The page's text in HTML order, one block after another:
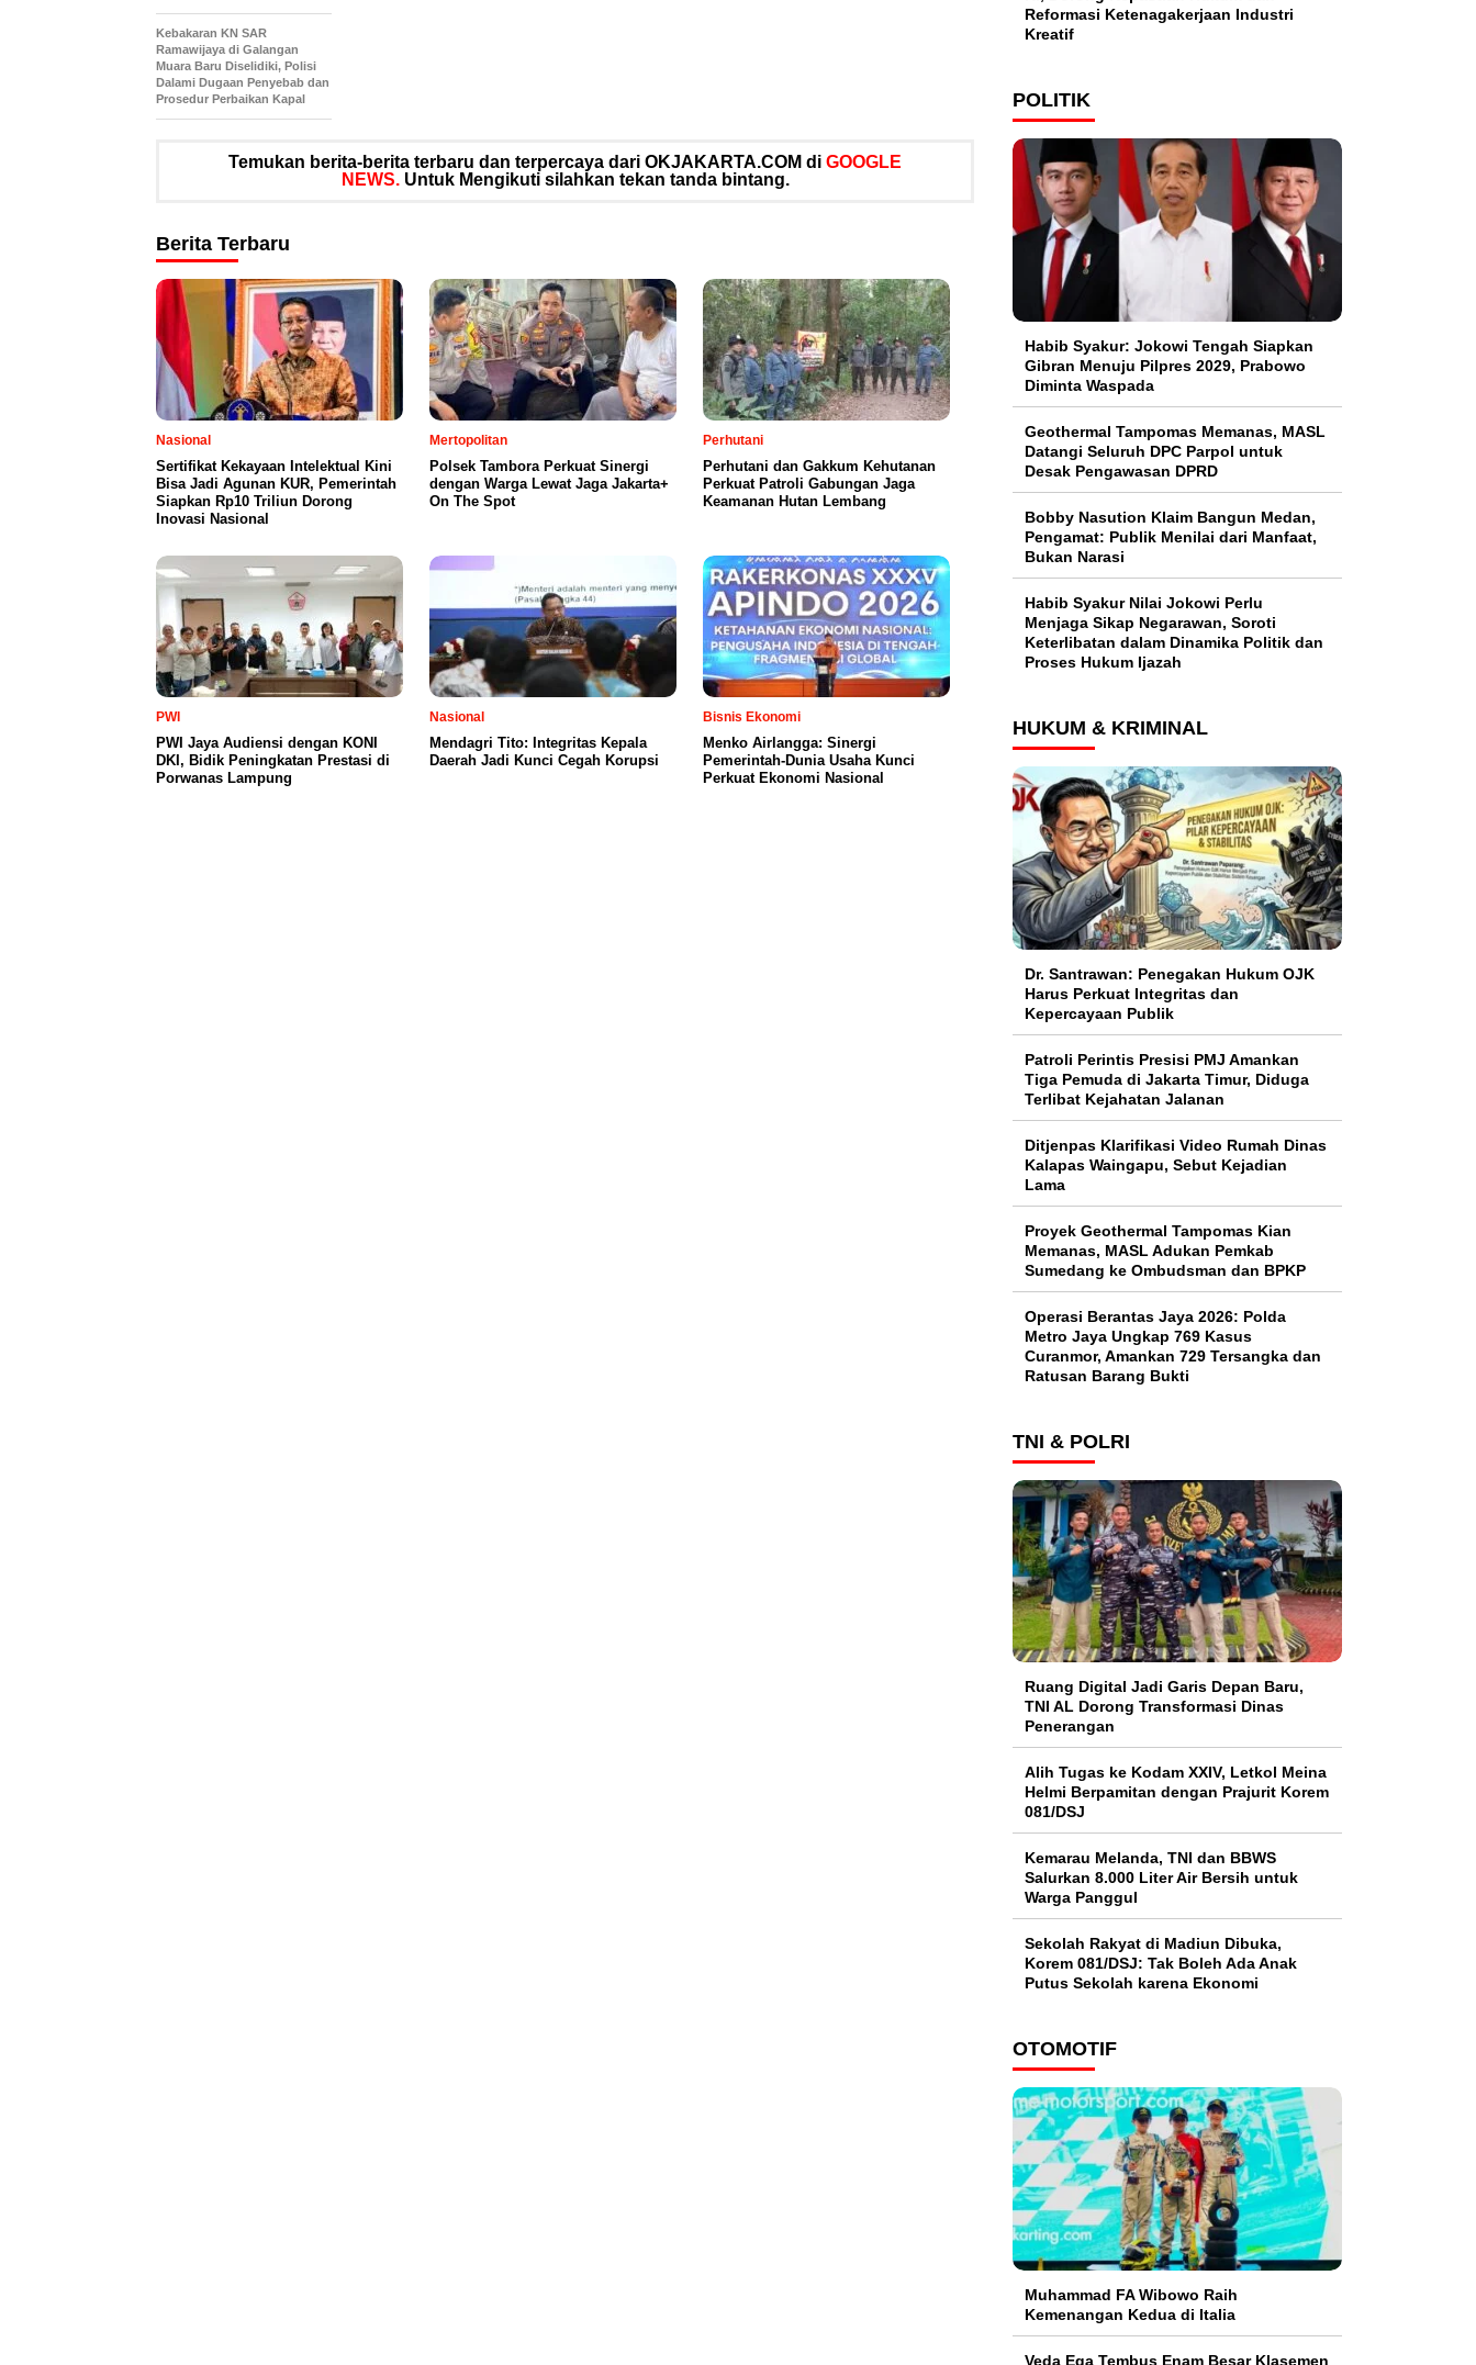
Kebakaran KN SAR
Ramawijaya di Galangan
Muara Baru Diselidiki, Polisi
Dalami Dugaan Penyebab dan
Prosedur Perbaikan Kapal
Temukan berita-berita terbaru dan terpercaya dari OKJAKARTA.COM di GOOGLE
NEWS. Untuk Mengikuti silahkan tekan tanda bintang.
Berita Terbaru
Nasional
Sertifikat Kekayaan Intelektual Kini
Bisa Jadi Agunan KUR, Pemerintah
Siapkan Rp10 Triliun Dorong
Inovasi Nasional
Mertopolitan
Polsek Tambora Perkuat Sinergi
dengan Warga Lewat Jaga Jakarta+
On The Spot
Perhutani
Perhutani dan Gakkum Kehutanan
Perkuat Patroli Gabungan Jaga
Keamanan Hutan Lembang
PWI
PWI Jaya Audiensi dengan KONI
DKI, Bidik Peningkatan Prestasi di
Porwanas Lampung
Nasional
Mendagri Tito: Integritas Kepala
Daerah Jadi Kunci Cegah Korupsi
Bisnis Ekonomi
Menko Airlangga: Sinergi
Pemerintah-Dunia Usaha Kunci
Perkuat Ekonomi Nasional
Reformasi Ketenagakerjaan Industri
Kreatif
POLITIK
Habib Syakur: Jokowi Tengah Siapkan
Gibran Menuju Pilpres 2029, Prabowo
Diminta Waspada
Geothermal Tampomas Memanas, MASL
Datangi Seluruh DPC Parpol untuk
Desak Pengawasan DPRD
Bobby Nasution Klaim Bangun Medan,
Pengamat: Publik Menilai dari Manfaat,
Bukan Narasi
Habib Syakur Nilai Jokowi Perlu
Menjaga Sikap Negarawan, Soroti
Keterlibatan dalam Dinamika Politik dan
Proses Hukum Ijazah
HUKUM & KRIMINAL
Dr. Santrawan: Penegakan Hukum OJK
Harus Perkuat Integritas dan
Kepercayaan Publik
Patroli Perintis Presisi PMJ Amankan
Tiga Pemuda di Jakarta Timur, Diduga
Terlibat Kejahatan Jalanan
Ditjenpas Klarifikasi Video Rumah Dinas
Kalapas Waingapu, Sebut Kejadian
Lama
Proyek Geothermal Tampomas Kian
Memanas, MASL Adukan Pemkab
Sumedang ke Ombudsman dan BPKP
Operasi Berantas Jaya 2026: Polda
Metro Jaya Ungkap 769 Kasus
Curanmor, Amankan 729 Tersangka dan
Ratusan Barang Bukti
TNI & POLRI
Ruang Digital Jadi Garis Depan Baru,
TNI AL Dorong Transformasi Dinas
Penerangan
Alih Tugas ke Kodam XXIV, Letkol Meina
Helmi Berpamitan dengan Prajurit Korem
081/DSJ
Kemarau Melanda, TNI dan BBWS
Salurkan 8.000 Liter Air Bersih untuk
Warga Panggul
Sekolah Rakyat di Madiun Dibuka,
Korem 081/DSJ: Tak Boleh Ada Anak
Putus Sekolah karena Ekonomi
OTOMOTIF
Muhammad FA Wibowo Raih
Kemenangan Kedua di Italia
Veda Ega Tembus Enam Besar Klasemen